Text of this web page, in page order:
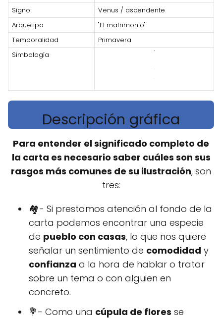
Signo
Venus / ascendente
Arquetipo
"El matrimonio"
Temporalidad
Primavera
Simbología
Descripción gráfica
Para entender el significado completo de
la carta es necesario saber cuáles son sus
rasgos más comunes de su ilustración, son
tres:
🏘- Si prestamos atención al fondo de la
carta podemos encontrar una especie
de pueblo con casas, lo que nos quiere
señalar un sentimiento de comodidad y
confianza a la hora de hablar o tratar
sobre un tema o con alguien en
concreto.
💐- Como una cúpula de flores se